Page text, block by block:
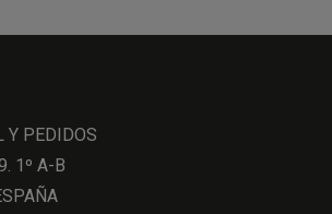
Y PEDIDOS
1º A-B